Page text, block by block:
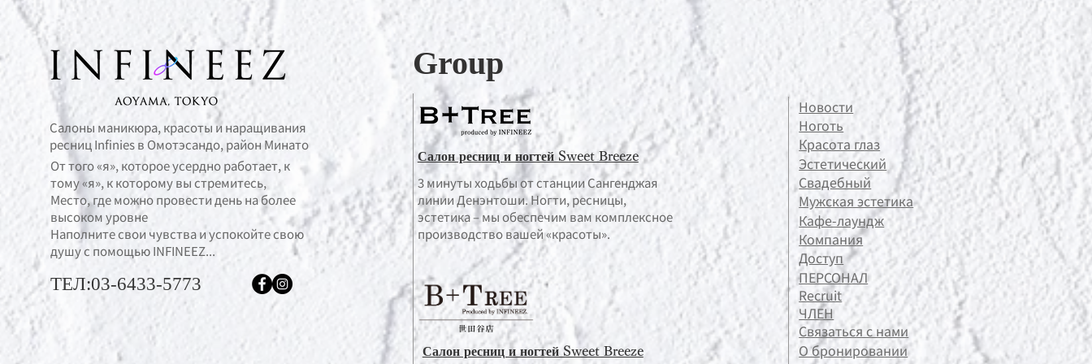
Салоны маникюра, красоты и наращивания
ресниц Infinies в Омотэсандо, район Минато
От того «я», которое усердно работает, к
тому «я», к которому вы стремитесь,
Место, где можно провести день на более
высоком уровне
Наполните свои чувства и успокойте свою
душу с помощью INFINEEZ...
ТЕЛ:03-6433-5773
Group
3 минуты ходьбы от станции Сангенджая
линии Денэнтоши. Ногти, ресницы,
эстетика – мы обеспечим вам комплексное
производство вашей «красоты».
Салон ресниц и ногтей Sweet Breeze
Салон ресниц и ногтей Sweet Breeze
Новости
Ноготь
Красота глаз
Эстетический
Свадебный
Мужская эстетика
Кафе-лаундж
Компания
Доступ
ПЕРСОНАЛ
Recruit
ЧЛЕН
Связаться с нами
О бронировании